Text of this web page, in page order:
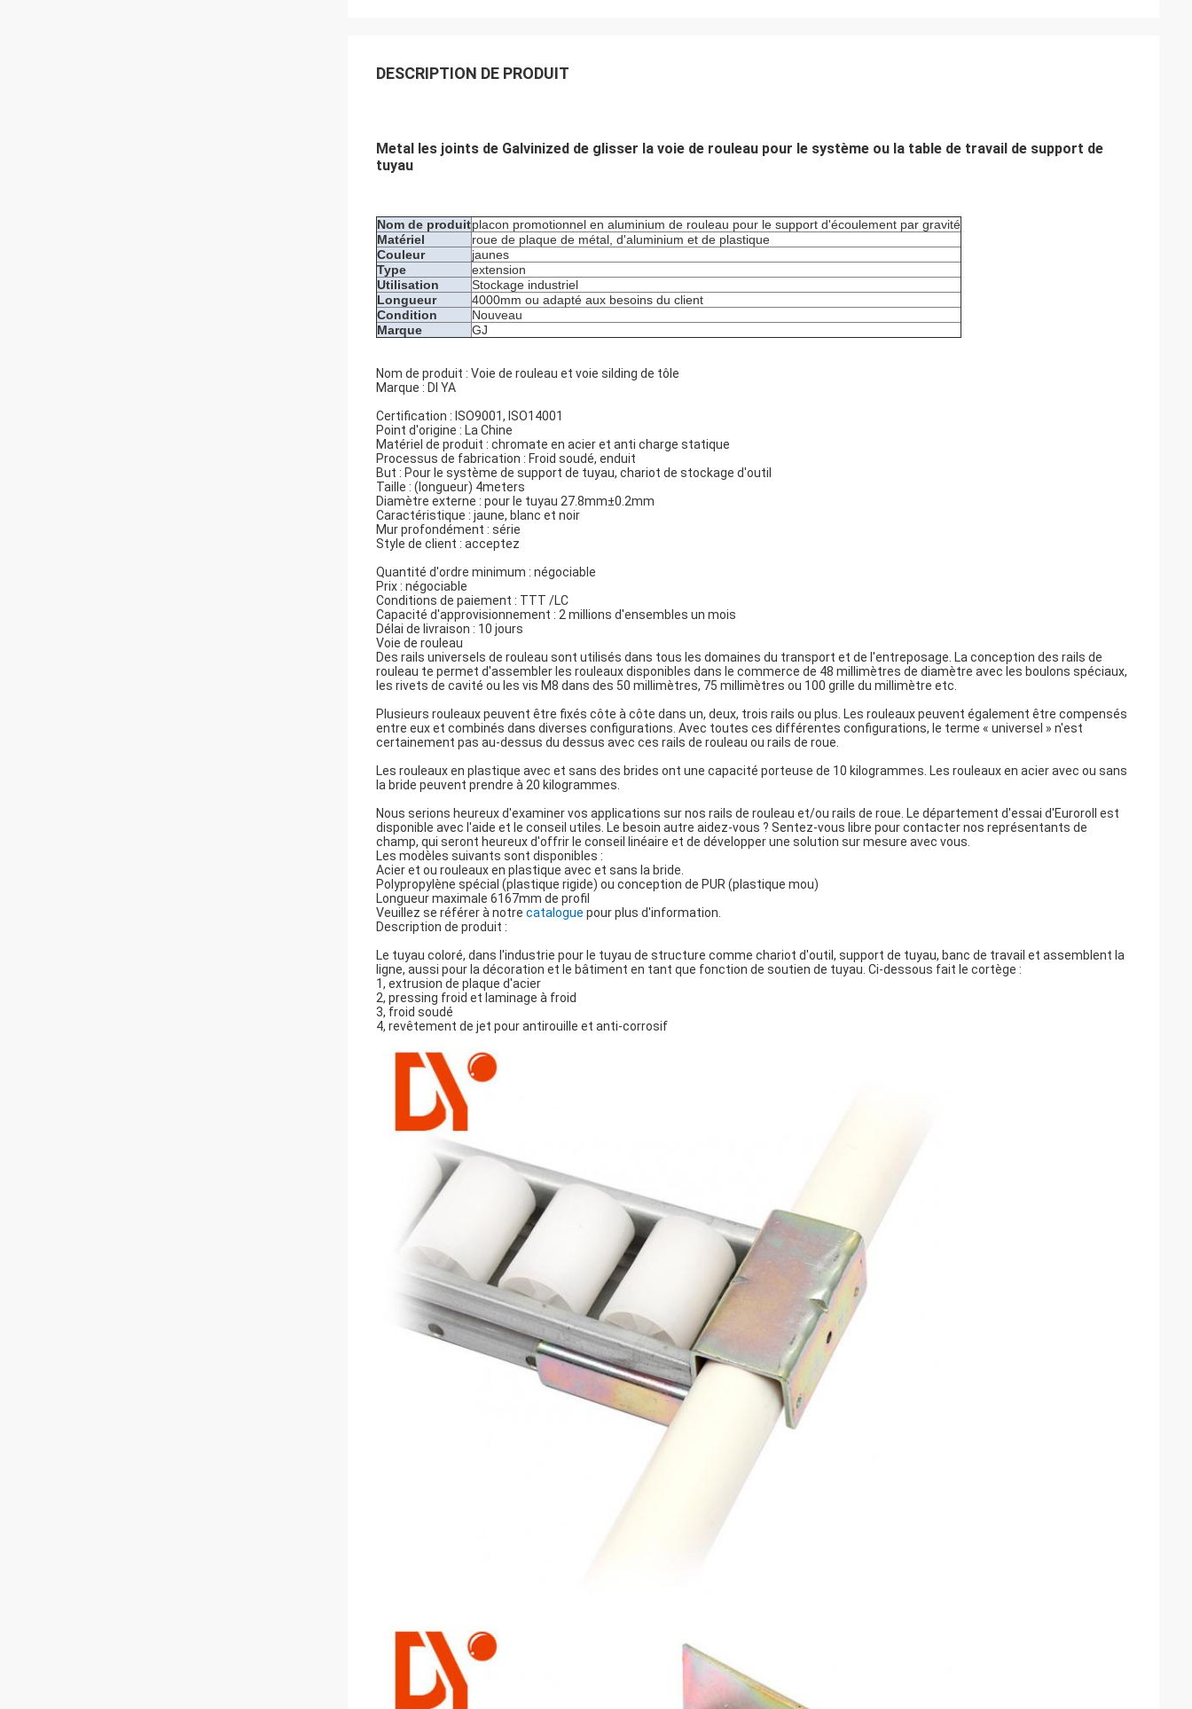
DESCRIPTION DE PRODUIT
Metal les joints de Galvinized de glisser la voie de rouleau pour le système ou la table de travail de support de
tuyau
Nom de produitplacon promotionnel en aluminium de rouleau pour le support d'écoulement par gravité
Matériel
roue de plaque de métal, d'aluminium et de plastique
Couleur
jaunes
Type
extension
Utilisation
Stockage industriel
Longueur
4000mm ou adapté aux besoins du client
Condition
Nouveau
Marque
GJ
Nom de produit : Voie de rouleau et voie silding de tôle
Marque : DI YA
Certification : ISO9001, ISO14001
Point d'origine : La Chine
Matériel de produit : chromate en acier et anti charge statique
Processus de fabrication : Froid soudé, enduit
But : Pour le système de support de tuyau, chariot de stockage d'outil
Taille : (longueur) 4meters
Diamètre externe : pour le tuyau 27.8mm±0.2mm
Caractéristique : jaune, blanc et noir
Mur profondément : série
Style de client : acceptez
Quantité d'ordre minimum : négociable
Prix : négociable
Conditions de paiement : TTT /LC
Capacité d'approvisionnement : 2 millions d'ensembles un mois
Délai de livraison : 10 jours
Voie de rouleau
Des rails universels de rouleau sont utilisés dans tous les domaines du transport et de l'entreposage. La conception des rails de
rouleau te permet d'assembler les rouleaux disponibles dans le commerce de 48 millimètres de diamètre avec les boulons spéciaux,
les rivets de cavité ou les vis M8 dans des 50 millimètres, 75 millimètres ou 100 grille du millimètre etc.
Plusieurs rouleaux peuvent être fixés côte à côte dans un, deux, trois rails ou plus. Les rouleaux peuvent également être compensés
entre eux et combinés dans diverses configurations. Avec toutes ces différentes configurations, le terme « universel » n'est
certainement pas au-dessus du dessus avec ces rails de rouleau ou rails de roue.
Les rouleaux en plastique avec et sans des brides ont une capacité porteuse de 10 kilogrammes. Les rouleaux en acier avec ou sans
la bride peuvent prendre à 20 kilogrammes.
Nous serions heureux d'examiner vos applications sur nos rails de rouleau et/ou rails de roue. Le département d'essai d'Euroroll est
disponible avec l'aide et le conseil utiles. Le besoin autre aidez-vous ? Sentez-vous libre pour contacter nos représentants de
champ, qui seront heureux d'offrir le conseil linéaire et de développer une solution sur mesure avec vous.
Les modèles suivants sont disponibles :
Acier et ou rouleaux en plastique avec et sans la bride.
Polypropylène spécial (plastique rigide) ou conception de PUR (plastique mou)
Longueur maximale 6167mm de profil
Veuillez se référer à notre catalogue pour plus d'information.
Description de produit :
Le tuyau coloré, dans l'industrie pour le tuyau de structure comme chariot d'outil, support de tuyau, banc de travail et assemblent la
ligne, aussi pour la décoration et le bâtiment en tant que fonction de soutien de tuyau. Ci-dessous fait le cortège :
1, extrusion de plaque d'acier
2, pressing froid et laminage à froid
3, froid soudé
4, revêtement de jet pour antirouille et anti-corrosif